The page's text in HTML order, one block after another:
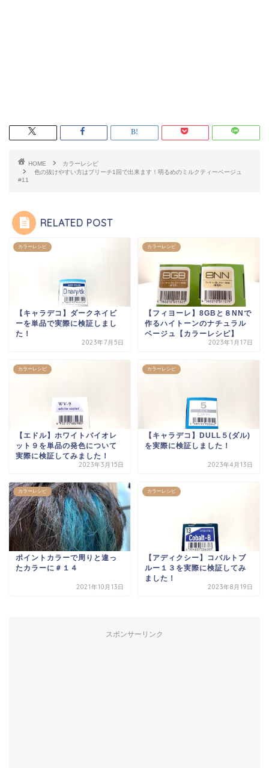
HOME
カラーレシピ
色の抜けやすい方はブリーチ1回で出来ます！明るめのミルクティーベージュ
#11
RELATED POST
カラーレシピ
【キャラデコ】ダークネイビ
ーを単品で実際に検証しまし
た！
2023年7月5日
カラーレシピ
【フィヨーレ】8GBと８NNで
作るハイトーンのナチュラル
ベージュ【カラーレシピ】
2023年1月17日
カラーレシピ
【エドル】ホワイトバイオレ
ット９を単品の発色について
実際に検証してみました！
2023年3月15日
カラーレシピ
【キャラデコ】DULL５(ダル)
を実際に検証しました！
2023年4月13日
カラーレシピ
ポイントカラーで周りと違っ
たカラーに＃１４
2021年10月13日
カラーレシピ
【アディクシー】コバルトブ
ルー１３を実際に検証してみ
ました！
2023年8月19日
スポンサーリンク